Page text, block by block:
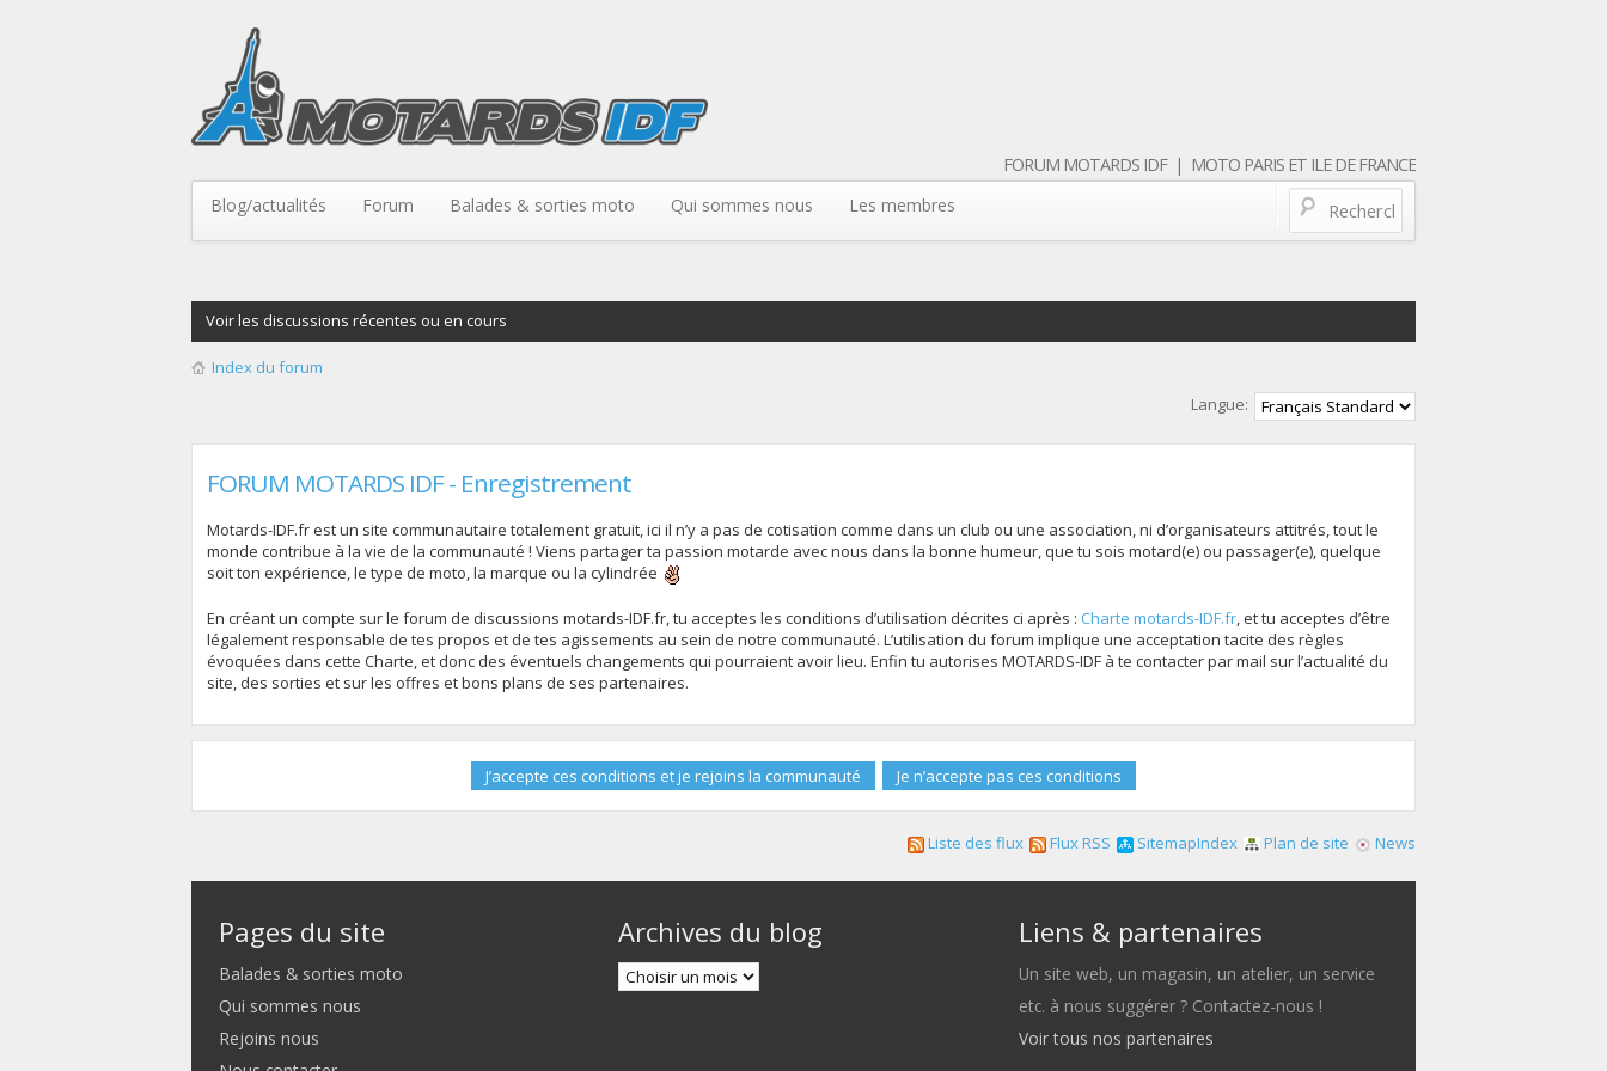
FORUM MOTARDS IDF | MOTO PARIS ET ILE DE FRANCE
Blog/actualités Forum Balades & sorties moto Qui sommes nous Les membres
Voir les discussions récentes ou en cours
Index du forum
Langue:
FORUM MOTARDS IDF - Enregistrement
Motards-IDF.fr est un site communautaire totalement gratuit, ici il n’y a pas de cotisation comme dans un club ou une association, ni d’organisateurs attitrés, tout le
monde contribue à la vie de la communauté ! Viens partager ta passion motarde avec nous dans la bonne humeur, que tu sois motard(e) ou passager(e), quelque
soit ton expérience, le type de moto, la marque ou la cylindrée
En créant un compte sur le forum de discussions motards-IDF.fr, tu acceptes les conditions d’utilisation décrites ci après : Charte motards-IDF.fr, et tu acceptes d’être
légalement responsable de tes propos et de tes agissements au sein de notre communauté. L’utilisation du forum implique une acceptation tacite des règles
évoquées dans cette Charte, et donc des éventuels changements qui pourraient avoir lieu. Enfin tu autorises MOTARDS-IDF à te contacter par mail sur l’actualité du
site, des sorties et sur les offres et bons plans de ses partenaires.
News
Plan de site
SitemapIndex
Flux RSS
Liste des flux
Pages du site
Balades & sorties moto
Qui sommes nous
Rejoins nous
Archives du blog Liens & partenaires
Un site web, un magasin, un atelier, un service
etc. à nous suggérer ? Contactez-nous !
Voir tous nos partenaires